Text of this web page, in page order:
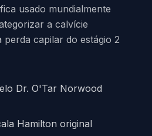
usado mundialmente
a calvície
perda capilar do estágio 2
Dr. O'Tar Norwood
Hamilton original